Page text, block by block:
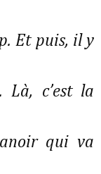
Et puis, il y
c’est la
qui va